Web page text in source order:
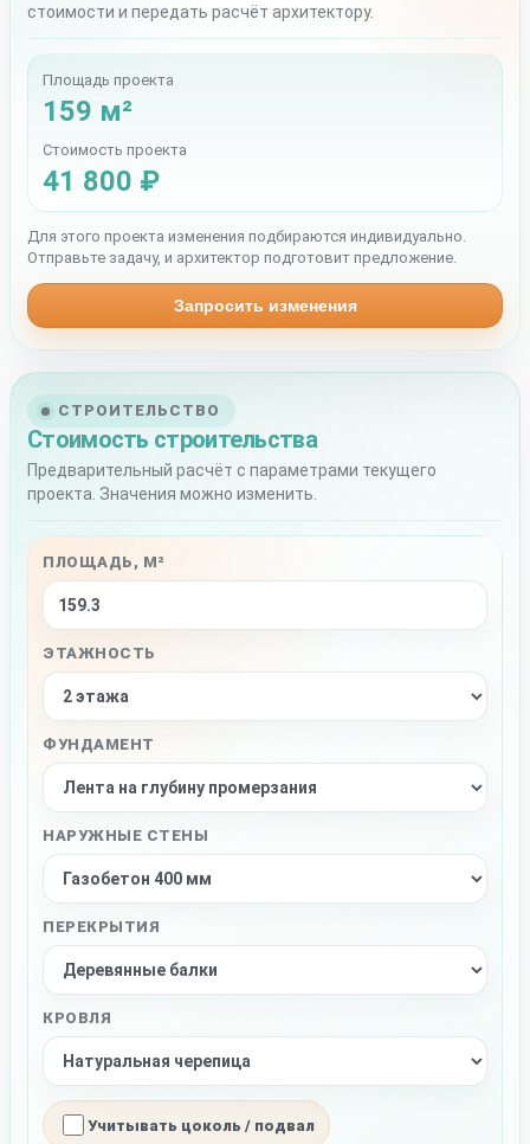
СТРОИТЕЛЬСТВО
Стоимость строительства
Предварительный расчёт с параметрами текущего
проекта. Значения можно изменить.
ПЛОЩАДЬ, М²
ЭТАЖНОСТЬ
ФУНДАМЕНТ
НАРУЖНЫЕ СТЕНЫ
ПЕРЕКРЫТИЯ
КРОВЛЯ
Учитывать цоколь / подвал
стоимости и передать расчёт архитектору.
Площадь проекта
159 м²
Стоимость проекта
41 800 ₽
Для этого проекта изменения подбираются индивидуально.
Отправьте задачу, и архитектор подготовит предложение.
Запросить изменения